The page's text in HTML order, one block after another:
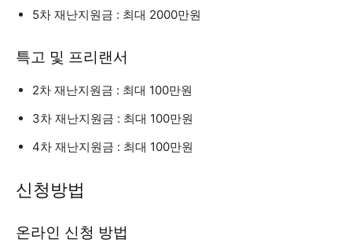
5차 재난지원금 : 최대 2000만원
특고 및 프리랜서
2차 재난지원금 : 최대 100만원
3차 재난지원금 : 최대 100만원
4차 재난지원금 : 최대 100만원
신청방법
온라인 신청 방법